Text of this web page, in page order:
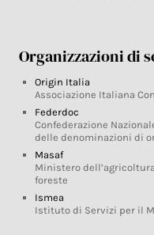
Organizzazioni di
Origin Italia
Associazione Italiana
Federdoc
Confederazione
delle denominazioni di
Masaf
Ministero
foreste
Ismea
Istituto di Servizi per il